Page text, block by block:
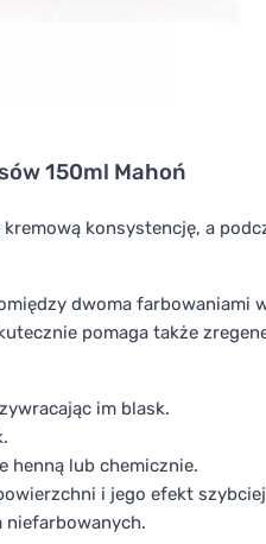
150ml Mahoń
kremową konsystencję, a
dwoma farbowaniami
pomaga także
im blask.
henną lub chemicznie.
i jego efekt
niefarbowanych.